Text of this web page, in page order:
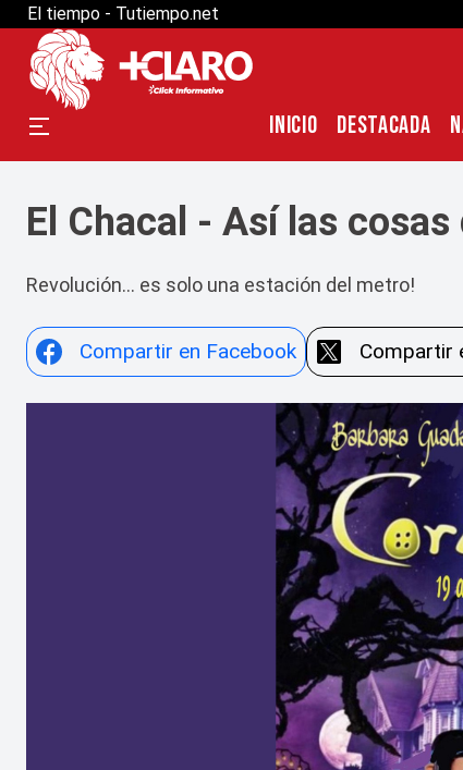
El tiempo - Tutiempo.net
INICIO DESTACADA
El Chacal - Así las
Revolución… es solo una estación del metro!
Compartir en Facebook Compartir